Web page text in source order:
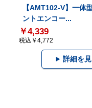
【AMT102-V】一体
ントエンコー...
￥4,339
税込￥4,772
詳細を